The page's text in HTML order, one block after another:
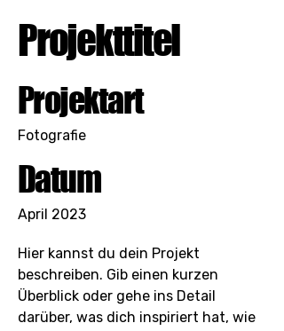
Projekttitel
Projektart
Fotografie
Datum
April 2023
Hier kannst du dein Projekt
beschreiben. Gib einen kurzen
Überblick oder gehe ins Detail
darüber, was dich inspiriert hat, wie